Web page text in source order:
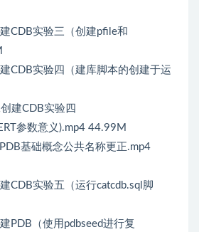
CDB实验三（创建pfile和
CDB实验四（建库脚本的创建于运
建CDB实验四
参数意义).mp4 44.99M
基础概念公共名称更正.mp4
CDB实验五（运行catcdb.sql脚
PDB（使用pdbseed进行复